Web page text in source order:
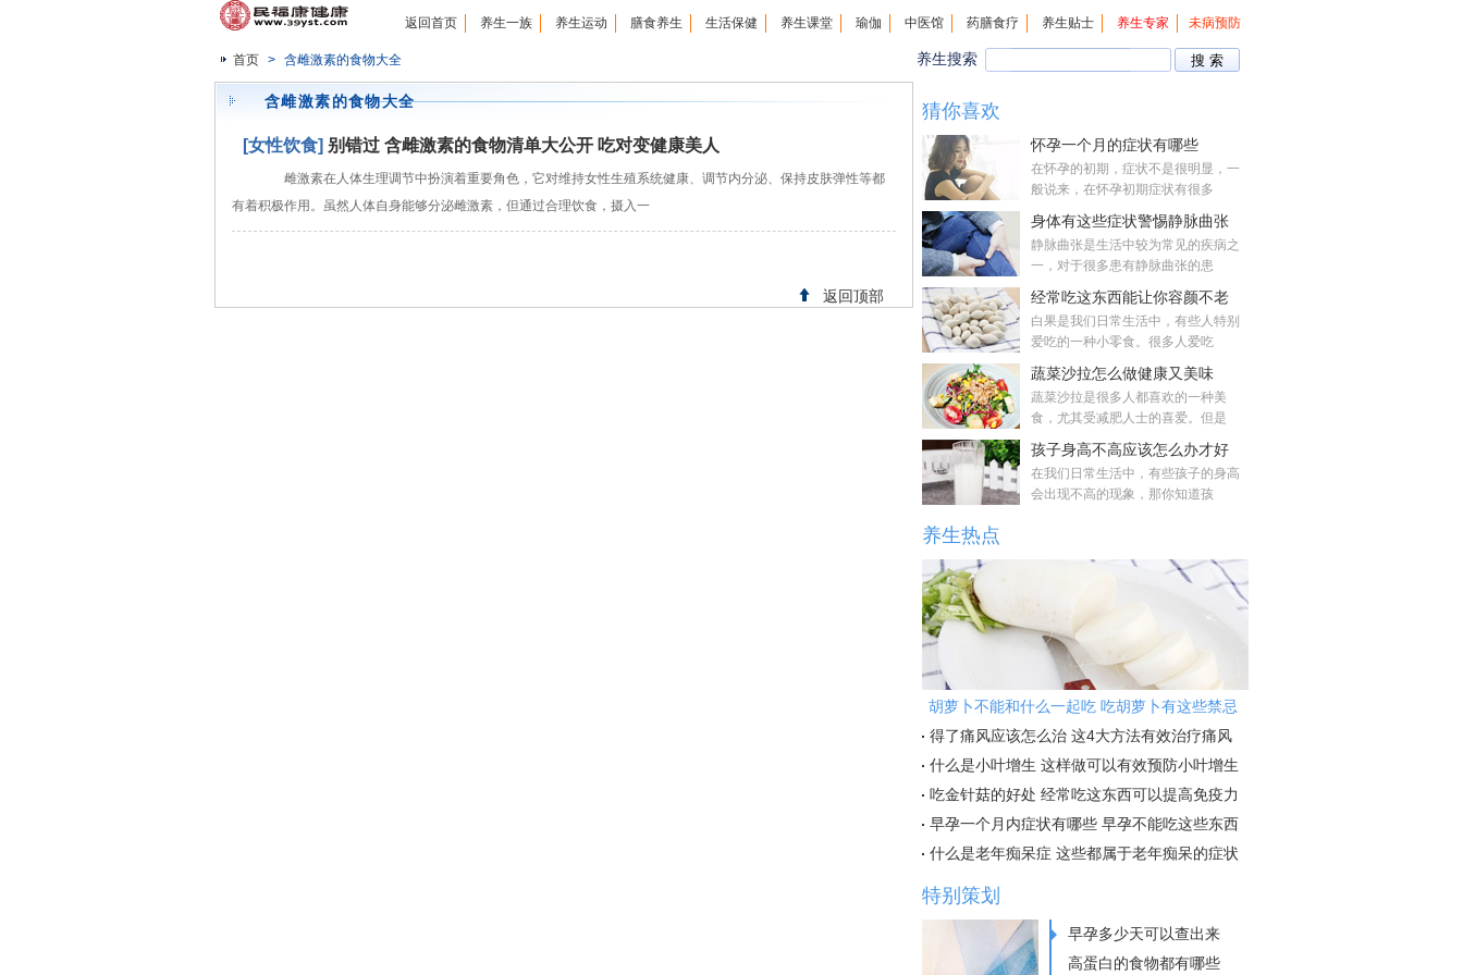
返回首页 养生一族 养生运动 膳食养生 生活保健 养生课堂 瑜伽 中医馆 药膳食疗 养生贴士 养生专家 未病预防
养生搜索
首页 > 含雌激素的食物大全
含雌激素的食物大全
[女性饮食] 别错过 含雌激素的食物清单大公开 吃对变健康美人
雌激素在人体生理调节中扮演着重要角色，它对维持女性生殖系统健康、调节内分泌、保持皮肤弹性等都
有着积极作用。虽然人体自身能够分泌雌激素，但通过合理饮食，摄入一
返回顶部
猜你喜欢
怀孕一个月的症状有哪些
在怀孕的初期，症状不是很明显，一
般说来，在怀孕初期症状有很多
身体有这些症状警惕静脉曲张
静脉曲张是生活中较为常见的疾病之
一，对于很多患有静脉曲张的患
经常吃这东西能让你容颜不老
白果是我们日常生活中，有些人特别
爱吃的一种小零食。很多人爱吃
蔬菜沙拉怎么做健康又美味
蔬菜沙拉是很多人都喜欢的一种美
食，尤其受减肥人士的喜爱。但是
孩子身高不高应该怎么办才好
在我们日常生活中，有些孩子的身高
会出现不高的现象，那你知道孩
养生热点
胡萝卜不能和什么一起吃 吃胡萝卜有这些禁忌
得了痛风应该怎么治 这4大方法有效治疗痛风
什么是小叶增生 这样做可以有效预防小叶增生
吃金针菇的好处 经常吃这东西可以提高免疫力
早孕一个月内症状有哪些 早孕不能吃这些东西
什么是老年痴呆症 这些都属于老年痴呆的症状
特别策划
早孕多少天可以查出来
高蛋白的食物都有哪些